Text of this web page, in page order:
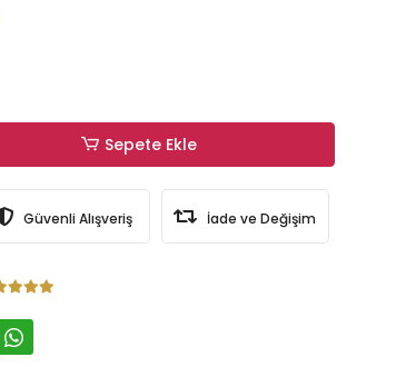
Sepete Ekle
Güvenli Alışveriş İade ve Değişim